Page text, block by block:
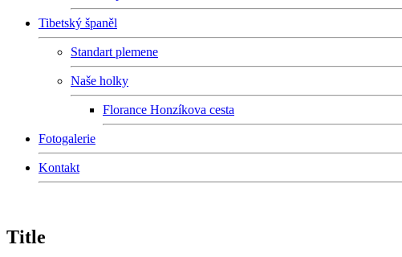
Tibetský španěl
Standart plemene
Naše holky
Florance Honzíkova cesta
Fotogalerie
Kontakt
Title